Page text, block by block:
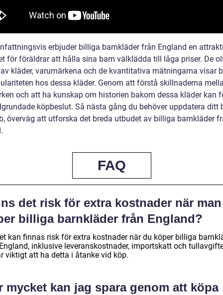
erbjuder billiga barnkläder från England en
för föräldrar att hålla sina barn välklädda till låga priser. De
kläder, varumärkena och de kvantitativa mätningarna visar
hos dessa kläder. Genom att förstå skillnaderna
och att ha kunskap om historien bakom dessa kläder kan
köpbeslut. Så nästa gång du behöver uppdatera ditt
överväg att utforska det breda utbudet av billiga barnkläder
FAQ
det risk för extra kostnader när man
billiga barnkläder från England?
kan finnas risk för extra kostnader när du köper billiga
inklusive leveranskostnader, importskatt och
viktigt att ha detta i åtanke vid köp.
mycket kan jag spara genom att köpa